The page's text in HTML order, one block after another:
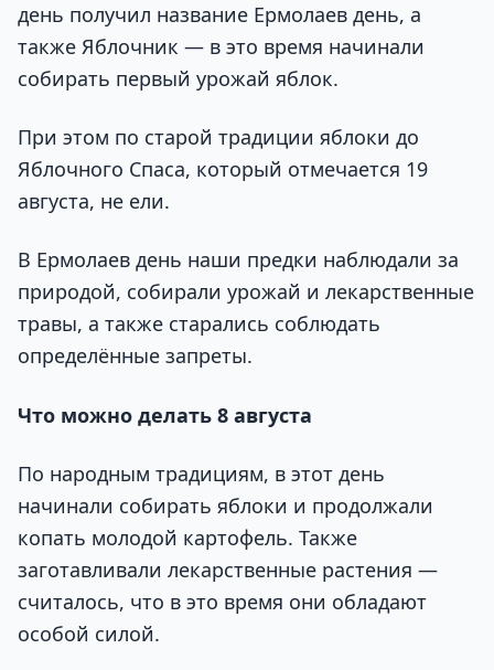
день получил название Ермолаев день, а
также Яблочник — в это время начинали
собирать первый урожай яблок.
При этом по старой традиции яблоки до
Яблочного Спаса, который отмечается 19
августа, не ели.
В Ермолаев день наши предки наблюдали за
природой, собирали урожай и лекарственные
травы, а также старались соблюдать
определённые запреты.
Что можно делать 8 августа
По народным традициям, в этот день
начинали собирать яблоки и продолжали
копать молодой картофель. Также
заготавливали лекарственные растения —
считалось, что в это время они обладают
особой силой.